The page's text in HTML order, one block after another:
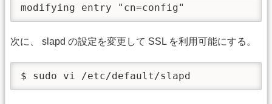
modifying entry "cn=config"
次に、 slapd の設定を変更して SSL を利用可能にする。
$ sudo vi /etc/default/slapd